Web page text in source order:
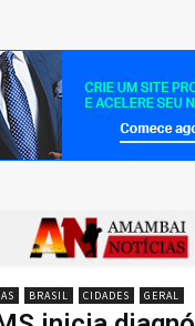
BRASIL CIDADES GERAL